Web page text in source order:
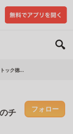
ック徳...
チ
フォロー